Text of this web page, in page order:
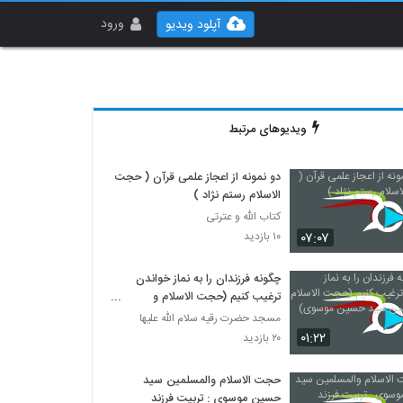
ورود آپلود ویدیو
ویدیوهای مرتبط
۰۷:۰۷
دو نمونه از اعجاز علمی قرآن ( حجت
الاسلام رستم نژاد )
کتاب الله و عترتی
۱۰ بازدید
۰۱:۲۲
چگونه فرزندان را به نماز خواندن
ترغیب کنیم (حجت الاسلام و
المسلمین سید حسین موسوی)
مسجد حضرت رقیه سلام الله علیها
۲۰ بازدید
حجت الاسلام والمسلمین سید
حسین موسوی : تربیت فرزند